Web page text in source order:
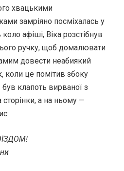
хвацькими
замріяно посміхалась у
афіші, Віка розстібнув
ручку, щоб домалювати
довести неабиякий
коли це помітив збоку
клапоть вирваної з
а на ньому —